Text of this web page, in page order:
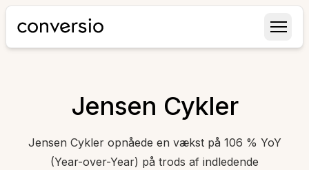
Conversio
Jensen Cykler
Jensen Cykler opnåede en vækst på 106 % YoY
(Year-over-Year) på trods af indledende